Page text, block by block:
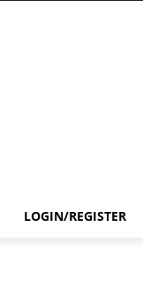
LOGIN/REGISTER